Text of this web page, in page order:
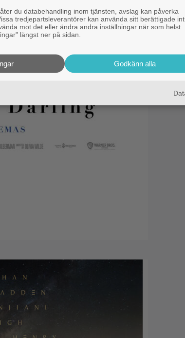
du databehandling inom tjänsten, avslag kan påverka
tredjepartsleverantörer kan använda sitt berättigade
mot det eller ändra andra inställningar när som helst
längst ner på sidan.
Godkänn alla